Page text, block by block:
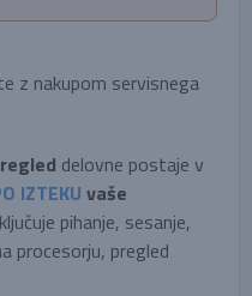
z nakupom servisnega
delovne postaje v
IZTEKU vaše
pihanje, sesanje,
procesorju, pregled